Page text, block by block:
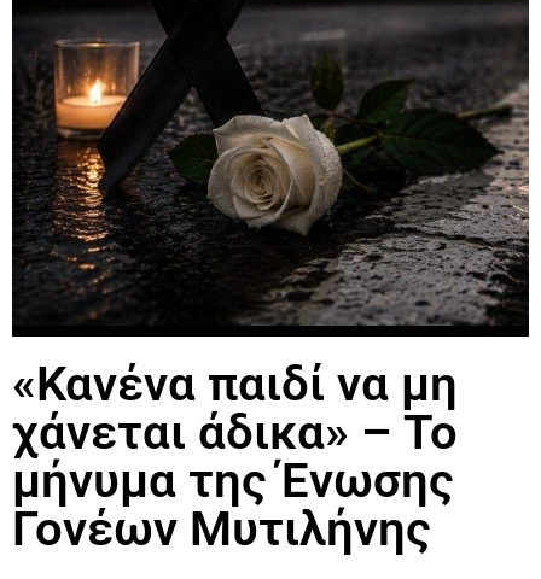
«Κανένα παιδί να μη
χάνεται άδικα» – Το
μήνυμα της Ένωσης
Γονέων Μυτιλήνης